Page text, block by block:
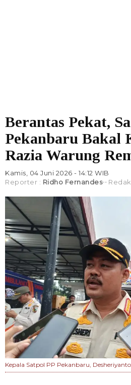
Berantas Pekat,
Pekanbaru Bakal
Razia Warung
Kamis, 04 Juni 2026 - 14:12 WIB
Reporter : Ridho Fernandes
Kepala Satpol PP Pekanbaru, Desheriyanto